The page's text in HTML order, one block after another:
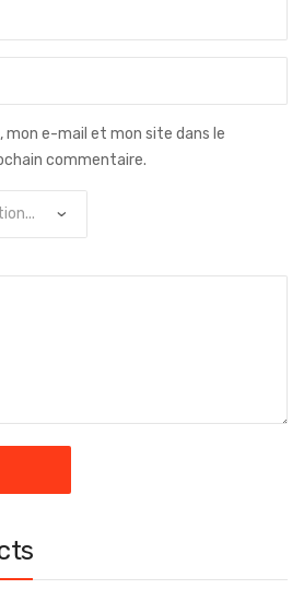
mon e-mail et mon site dans le
commentaire.